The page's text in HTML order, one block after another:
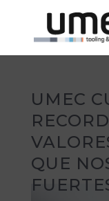
UMEC
QUE